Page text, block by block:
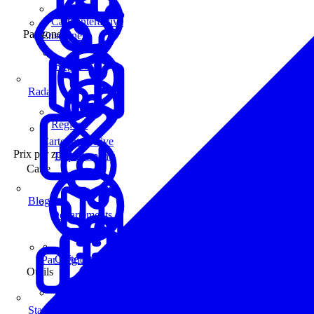
Enseignes
Carte interactive
Prix par zone
Par Région
Régions
Départements
Carte
Carte interactive
Outils
Carte interactive
Par zone
Régions
Départements
Radar
Blog
Statistiques